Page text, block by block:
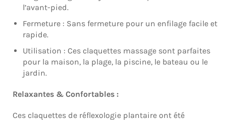
l’avant-pied.
Fermeture : Sans fermeture pour un enfilage facile et
rapide.
Utilisation : Ces claquettes massage sont parfaites
pour la maison, la plage, la piscine, le bateau ou le
jardin.
Relaxantes & Confortables :
Ces claquettes de réflexologie plantaire ont été